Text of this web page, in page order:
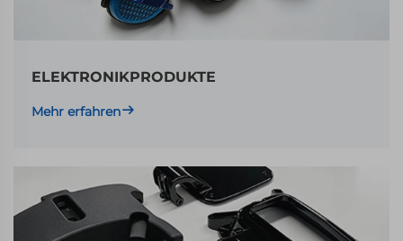
ELEKTRONIKPRODUKTE
Mehr erfahren